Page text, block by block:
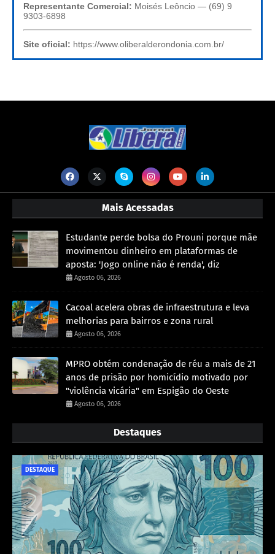
Representante Comercial: Moisés Leôncio — (69) 9
9303-6898
Site oficial: https://www.oliberalderondonia.com.br/
Mais Acessadas
Estudante perde bolsa do Prouni porque mãe
movimentou dinheiro em plataformas de
aposta: 'Jogo online não é renda', diz
Agosto 06, 2026
Cacoal acelera obras de infraestrutura e leva
melhorias para bairros e zona rural
Agosto 06, 2026
MPRO obtém condenação de réu a mais de 21
anos de prisão por homicídio motivado por
"violência vicária" em Espigão do Oeste
Agosto 06, 2026
Destaques
DESTAQUE